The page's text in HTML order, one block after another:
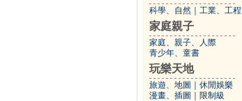
科學、自然 工業、工程
家庭親子
家庭、親子、人際
青少年、童書
玩樂天地
旅遊、地圖
休閒娛樂
漫畫、插圖
限制級